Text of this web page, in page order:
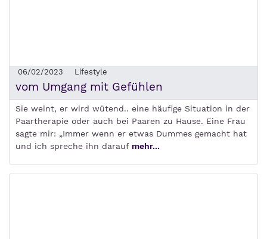
06/02/2023 Lifestyle
vom Umgang mit Gefühlen
Sie weint, er wird wütend.. eine häufige Situation in der
Paartherapie oder auch bei Paaren zu Hause. Eine Frau
sagte mir: „Immer wenn er etwas Dummes gemacht hat
und ich spreche ihn darauf mehr...